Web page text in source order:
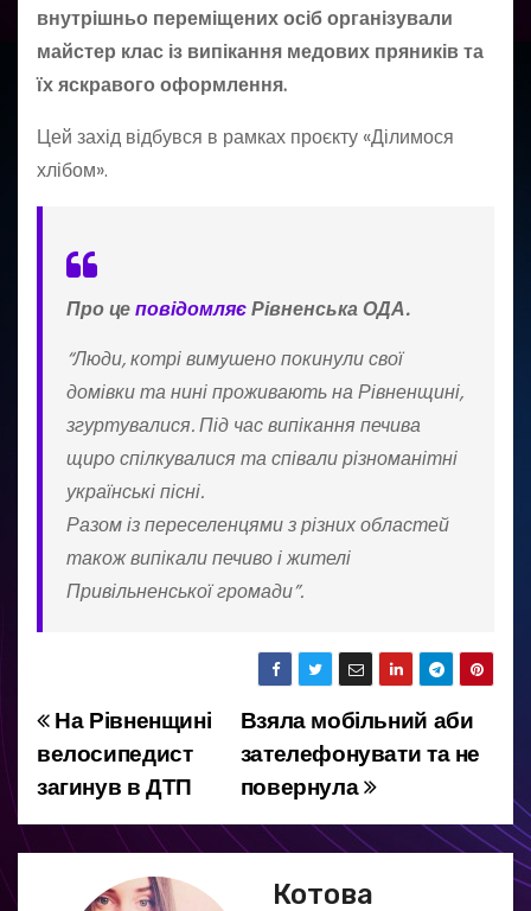
внутрішньо переміщених осіб організували
майстер клас із випікання медових пряників та
їх яскравого оформлення.
Цей захід відбувся в рамках проєкту «Ділимося
хлібом».
Про цеповідомляєРівненська ОДА.
“Люди, котрі вимушено покинули свої
домівки та нині проживають на Рівненщині,
згуртувалися. Під час випікання печива
щиро спілкувалися та співали різноманітні
українські пісні.
Разом із переселенцями з різних областей
також випікали печиво і жителі
Привільненської громади”.
Н
а
в
Взяла мобільний аби
зателефонувати та не
повернула
На Рівненщині
велосипедист
загинув в ДТП
Котова